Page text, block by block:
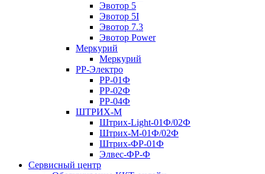
Эвотор 5
Эвотор 5I
Эвотор 7.3
Эвотор Power
Меркурий
Меркурий
РР-Электро
РР-01Ф
РР-02Ф
РР-04Ф
ШТРИХ-М
Штрих-Light-01Ф/02Ф
Штрих-М-01Ф/02Ф
Штрих-ФР-01Ф
Элвес-ФР-Ф
Сервисный центр